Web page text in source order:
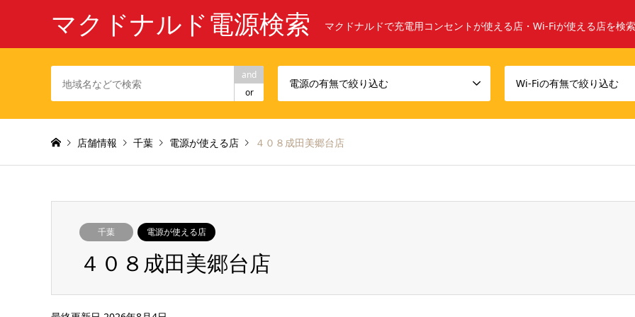
マクドナルド電源検索 マクドナルドで充電用コンセントが使える店・Wi-Fiが使える店を検
and
or
電源の有無で絞り込む Wi-Fiの有無で絞り込む
店舗情報 千葉 電源が使える店 ４０８成田美郷台店
千葉 電源が使える店
４０８成田美郷台店